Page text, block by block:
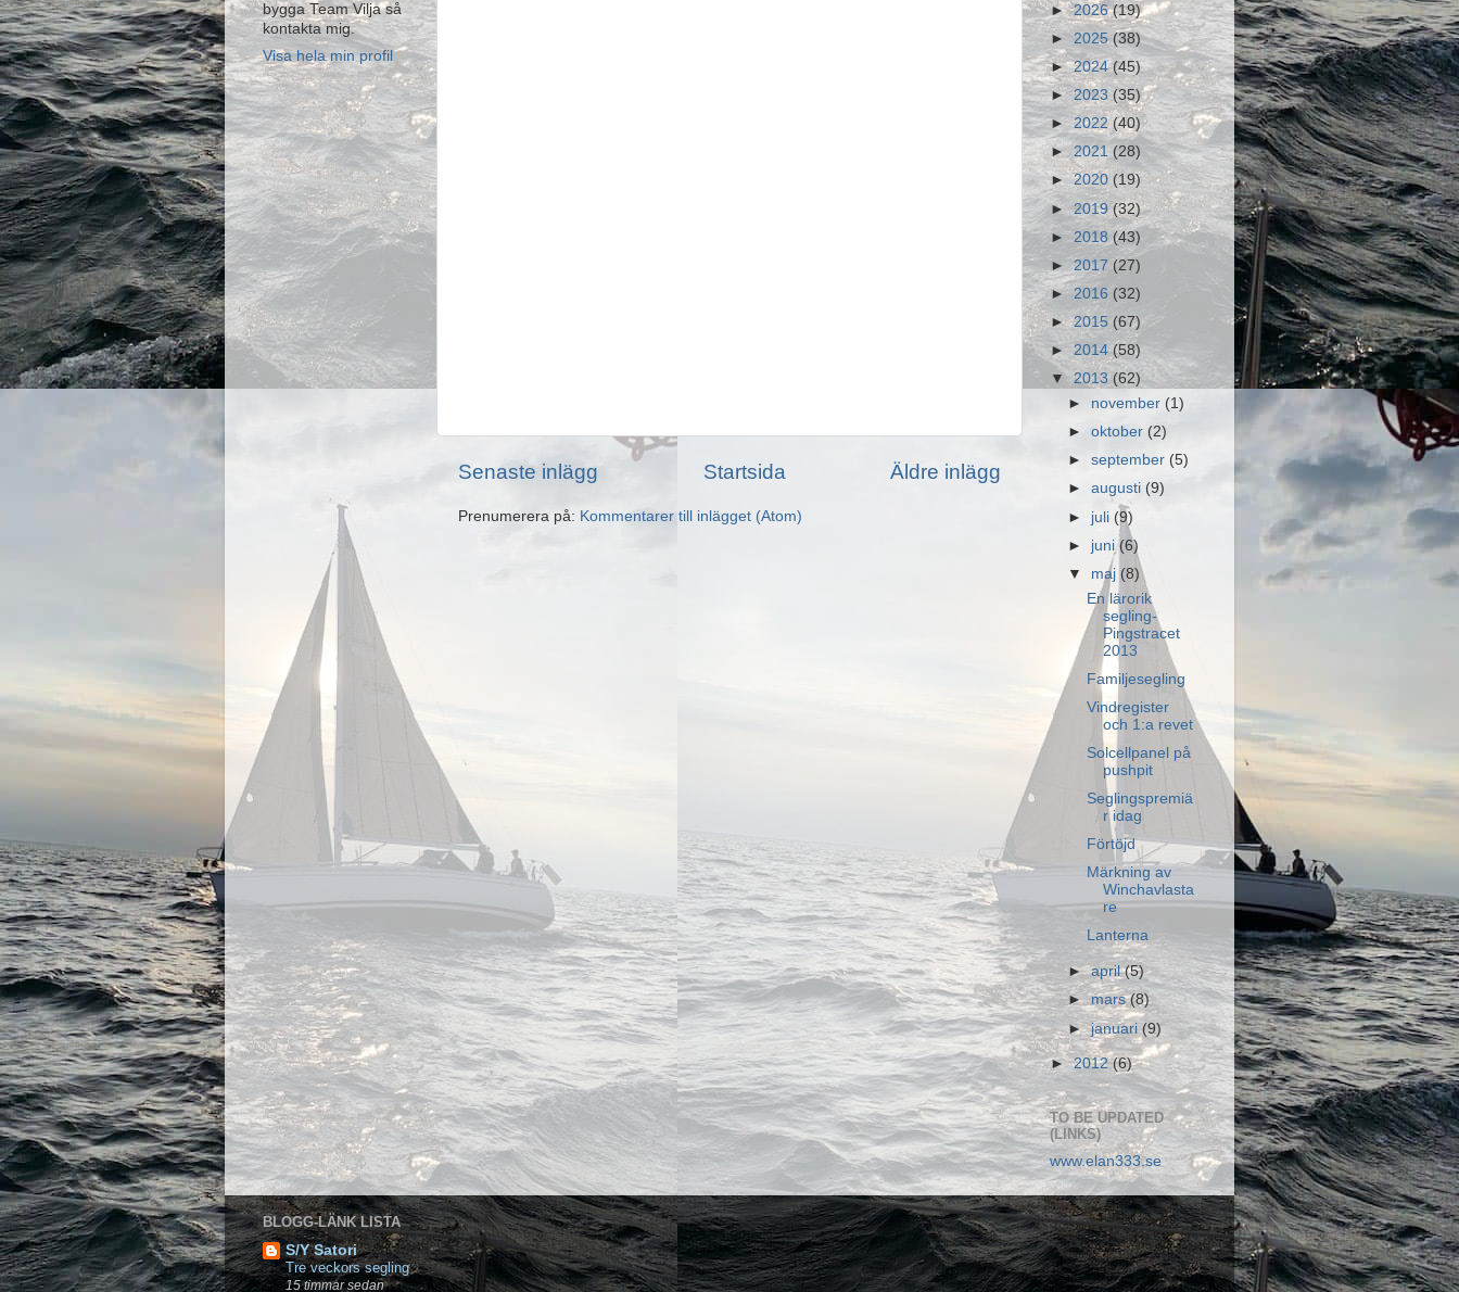
Senaste inlägg Äldre inlägg
Startsida
Prenumerera på: Kommentarer till inlägget (Atom)
bygga Team Vilja så
kontakta mig.
Visa hela min profil
►2026(19)
► 2025 (38)
►2024(45)
►2023 (35)
►2022(40)
► 2021 (28)
►2020 (19)
►2019(32)
► 2018 (43)
►2017 (27)
► 2016 (32)
►2015 (67)
► 2014(58)
▼ 2013 (62)
► november (1)
►oktober(2)
►september (5)
►augusti(9)
► juli(9)
► juni(6)
▼ maj (8)
En lärorik
segling-
Pingstracet
2013
Familjesegling
Vindregister
och 1:a revet
Solcellpanel på
pushpit
Seglingspremiä
r idag
Förtöjd
Märkning av
Winchavlasta
re
Lanterna
►april(5)
►mars(8)
►januari(9)
►2012(6)
TO BE UPDATED
(LINKS)
www.elan333.se
BLOGG-LÄNK LISTA
S/Y Satori
Tre veckors segling
15 timmar sedan